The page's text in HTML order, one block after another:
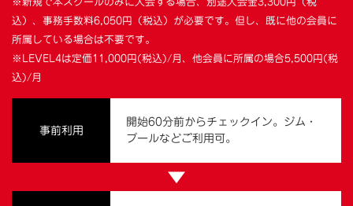
※新規で本スクールのみに入会する場合、別途入会金3,300円（税
込）、事務手数料6,050円（税込）が必要です。但し、既に他の会員に
所属している場合は不要です。
※LEVEL4は定価11,000円(税込)/月、他会員に所属の場合5,500円(税
込)/月
事前利用
開始60分前からチェックイン。ジム・
プールなどご利用可。
▼